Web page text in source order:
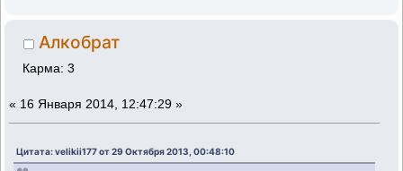
Алкобрат
Карма: 3
« 16 Января 2014, 12:47:29 »
Цитата: velikii177 от 29 Октября 2013, 00:48:10